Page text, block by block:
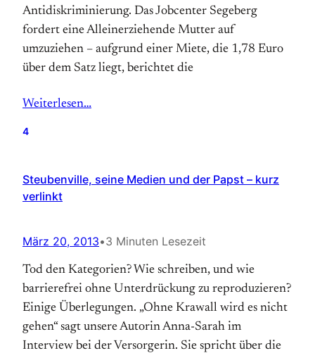
Antidiskriminierung. Das Jobcenter Segeberg
fordert eine Alleinerziehende Mutter auf
umzuziehen – aufgrund einer Miete, die 1,78 Euro
über dem Satz liegt, berichtet die
Weiterlesen…
4
Steubenville, seine Medien und der Papst – kurz
verlinkt
März 20, 2013•3 Minuten Lesezeit
Tod den Kategorien? Wie schreiben, und wie
barrierefrei ohne Unterdrückung zu reproduzieren?
Einige Überlegungen. „Ohne Krawall wird es nicht
gehen“ sagt unsere Autorin Anna-Sarah im
Interview bei der Versorgerin. Sie spricht über die